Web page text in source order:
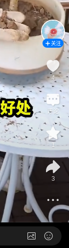
关注
4
评论
1
3